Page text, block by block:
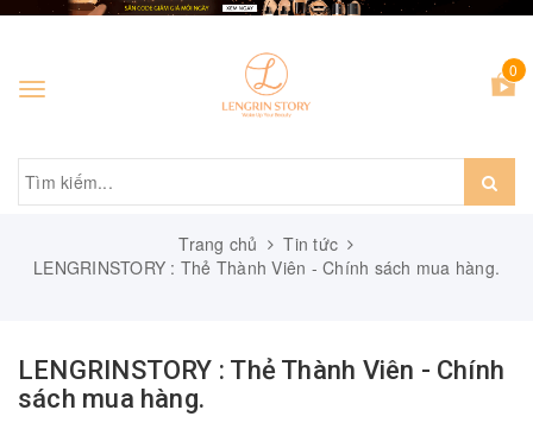
Toggle
0
Trang chủ
Tin tức
LENGRINSTORY : Thẻ Thành Viên - Chính sách mua hàng.
LENGRINSTORY : Thẻ Thành Viên - Chính
sách mua hàng.